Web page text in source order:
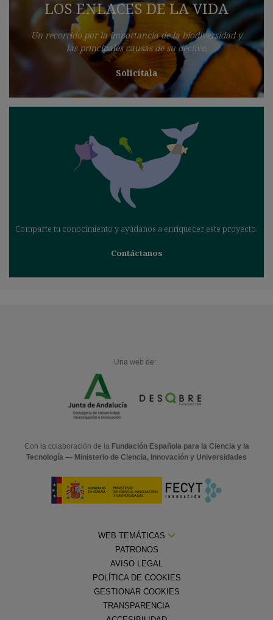
LOS ENLACES DE LA VIDA
Un recorrido por la importancia de la biodiversidad y
las principales causas de su declive.
Solicítala
Comparte tu conocimiento y ayúdanos a enriquecer este proyecto.
Contáctanos
Una web de:
Con la colaboración de la Fundación Española para la Ciencia y la
Tecnología — Ministerio de Ciencia, Innovación y Universidades
WEB TEMÁTICAS
PATRONOS
AVISO LEGAL
POLÍTICA DE COOKIES
GESTIONAR COOKIES
TRANSPARENCIA